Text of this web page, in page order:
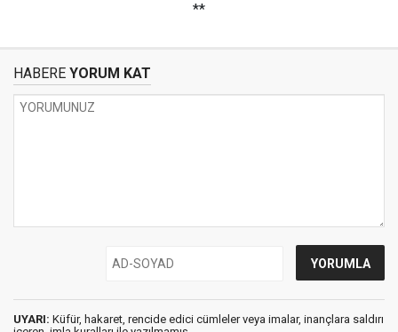
**
HABERE YORUM KAT
UYARI: Küfür, hakaret, rencide edici cümleler veya imalar, inançlara saldırı